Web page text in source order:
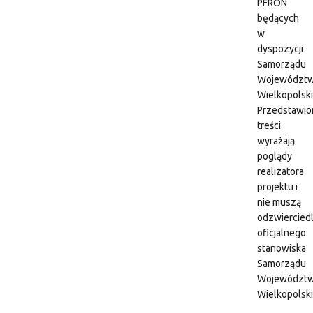
PFRON
będących
w
dyspozycji
Samorządu
treści
wyrażają
poglądy
realizatora
projektu i
nie muszą
oficjalnego
stanowiska
Samorządu